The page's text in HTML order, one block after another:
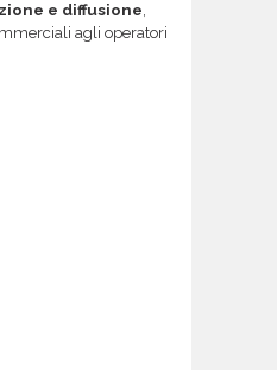
e diffusione
agli operatori